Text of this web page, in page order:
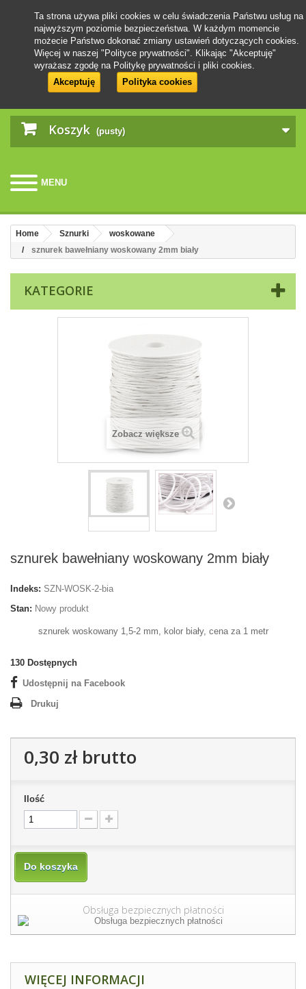
Koszyk (pusty)
MENU
Ta strona używa pliki cookies w celu świadczenia Państwu usług na
najwyższym poziomie bezpieczeństwa. W każdym momencie
możecie Państwo dokonać zmiany ustawień dotyczących cookies.
Więcej w naszej "Polityce prywatności". Klikając "Akceptuję"
wyrażasz zgodę na Politykę prywatności i pliki cookies.
Akceptuję
Polityka cookies
Home Sznurki
woskowane
sznurek bawełniany woskowany 2mm biały
KATEGORIE
Zobacz większe
sznurek bawełniany woskowany 2mm biały
Indeks: SZN-WOSK-2-bia
Stan: Nowy produkt
sznurek woskowany 1,5-2 mm, kolor biały, cena za 1 metr
130 Dostępnych
Udostępnij na Facebook
Drukuj
0,30 złbrutto
Ilość
Do koszyka
Obsługa bezpiecznych płatności
WIĘCEJ INFORMACJI